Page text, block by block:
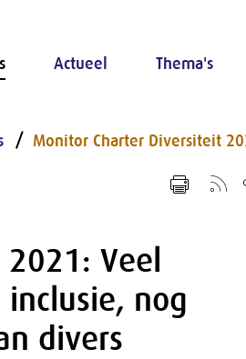
Actueel Thema's
Monitor Charter Diversiteit
Veel
nog
divers